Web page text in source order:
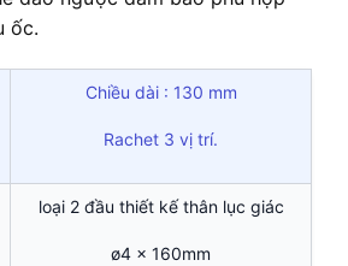
ốc.
Chiều dài : 130 mm
Rachet 3 vị trí.
loại 2 đầu thiết kế thân lục giác
ø4 x 160mm